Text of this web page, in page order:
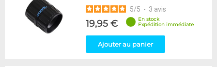
5/5 - 3 avis
19,95 €
En stock
Expédition immédiate
Ajouter au panier